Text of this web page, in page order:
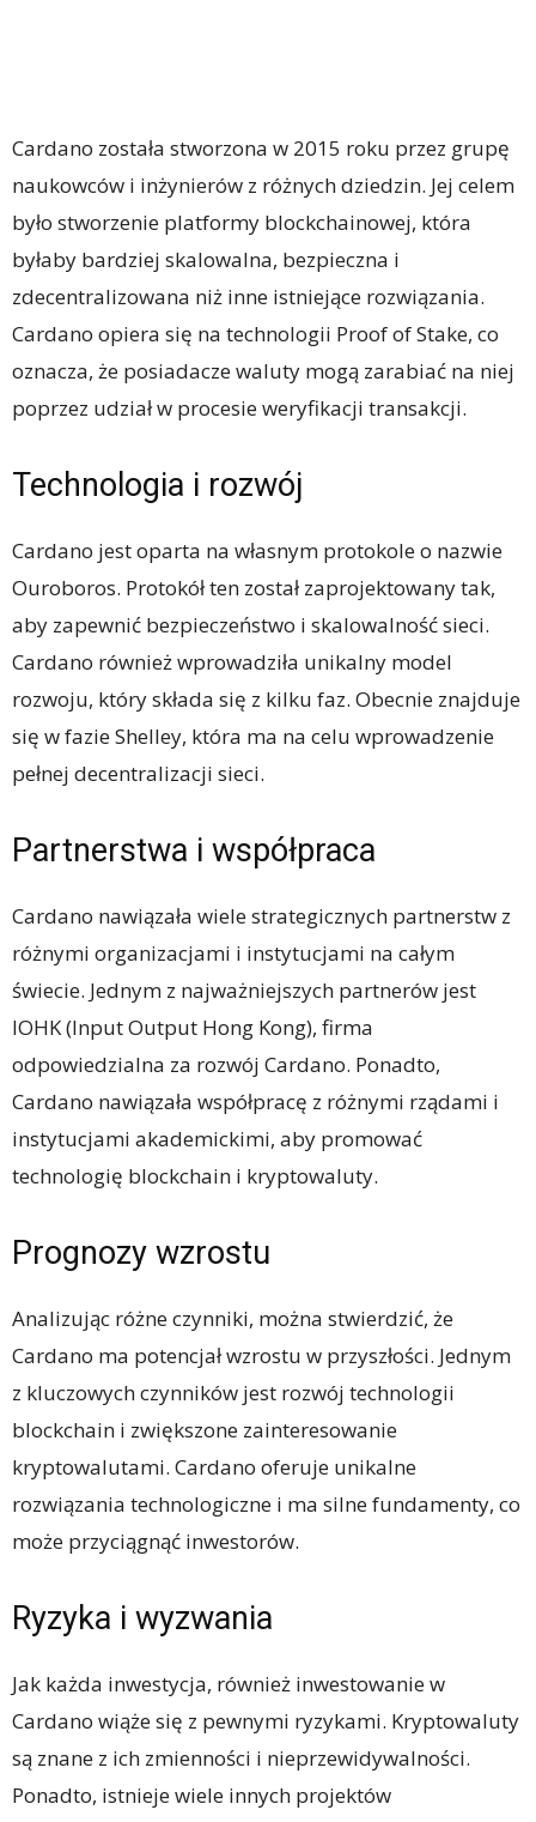
Cardano została stworzona w 2015 roku przez grupę
naukowców i inżynierów z różnych dziedzin. Jej celem
było stworzenie platformy blockchainowej, która
byłaby bardziej skalowalna, bezpieczna i
zdecentralizowana niż inne istniejące rozwiązania.
Cardano opiera się na technologii Proof of Stake, co
oznacza, że ​​posiadacze waluty mogą zarabiać na niej
poprzez udział w procesie weryfikacji transakcji.
Technologia i rozwój
Cardano jest oparta na własnym protokole o nazwie
Ouroboros. Protokół ten został zaprojektowany tak,
aby zapewnić bezpieczeństwo i skalowalność sieci.
Cardano również wprowadziła unikalny model
rozwoju, który składa się z kilku faz. Obecnie znajduje
się w fazie Shelley, która ma na celu wprowadzenie
pełnej decentralizacji sieci.
Partnerstwa i współpraca
Cardano nawiązała wiele strategicznych partnerstw z
różnymi organizacjami i instytucjami na całym
świecie. Jednym z najważniejszych partnerów jest
IOHK (Input Output Hong Kong), firma
odpowiedzialna za rozwój Cardano. Ponadto,
Cardano nawiązała współpracę z różnymi rządami i
instytucjami akademickimi, aby promować
technologię blockchain i kryptowaluty.
Prognozy wzrostu
Analizując różne czynniki, można stwierdzić, że
Cardano ma potencjał wzrostu w przyszłości. Jednym
z kluczowych czynników jest rozwój technologii
blockchain i zwiększone zainteresowanie
kryptowalutami. Cardano oferuje unikalne
rozwiązania technologiczne i ma silne fundamenty, co
może przyciągnąć inwestorów.
Ryzyka i wyzwania
Jak każda inwestycja, również inwestowanie w
Cardano wiąże się z pewnymi ryzykami. Kryptowaluty
są znane z ich zmienności i nieprzewidywalności.
Ponadto, istnieje wiele innych projektów